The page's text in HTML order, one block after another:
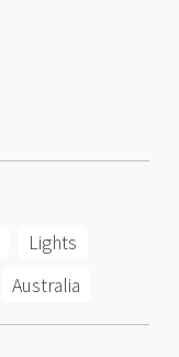
Lights
Australia